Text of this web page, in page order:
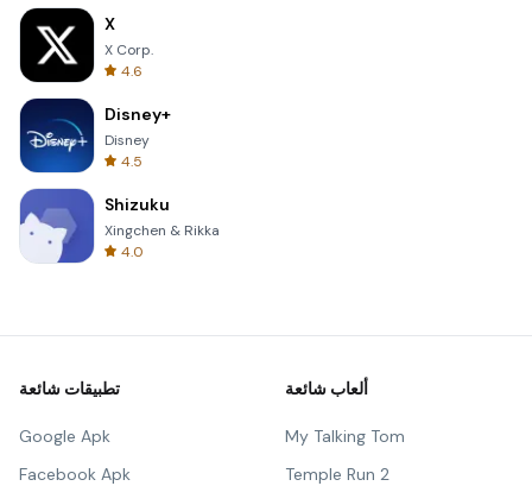
X
X Corp.
4.6
Disney+
Disney
4.5
Shizuku
Xingchen & Rikka
4.0
تطبيقات شائعة
Google Apk
Facebook Apk
ألعاب شائعة
My Talking Tom
Temple Run 2